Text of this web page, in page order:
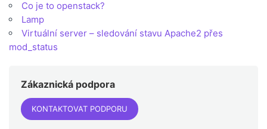
Co je to openstack?
Lamp
Virtuální server – sledování stavu Apache2 přes
mod_status
Zákaznická podpora
KONTAKTOVAT PODPORU